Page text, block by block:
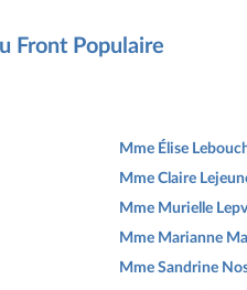
Front Populaire
Mme Élise
Mme Claire
Mme Murielle
Mme Marianne
Mme Sandrine